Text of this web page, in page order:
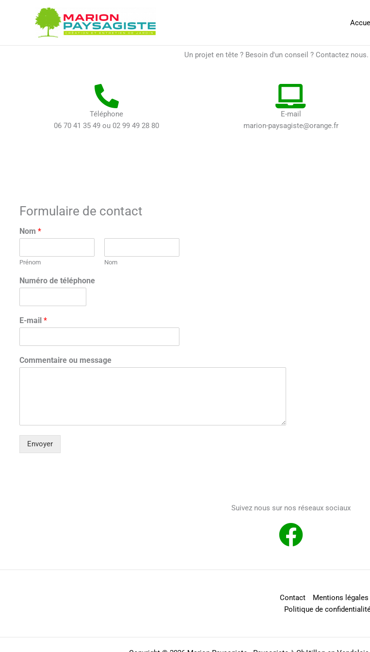
Un projet en tête ? Besoin d'un conseil ? Contactez nous.
Téléphone
06 70 41 35 49 ou 02 99 49 28 80
E-mail
marion-paysagiste@orange.fr
Formulaire de contact
Nom *
Prénom Nom
Numéro de téléphone
E-mail *
Commentaire ou message
Envoyer
Suivez nous sur nos réseaux sociaux
Contact
Mentions légales
Politique de